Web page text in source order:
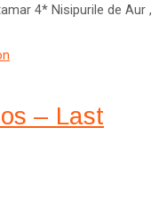
4* Nisipurile de Aur ,
– Last